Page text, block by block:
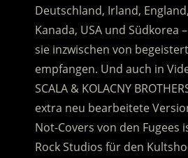
Deutschland, Irland,
Kanada, USA und Südkorea
sie inzwischen von
empfangen. Und auch in
SCALA & KOLACNY
extra neu bearbeitete
Not-Covers von den Fugees
Rock Studios für den